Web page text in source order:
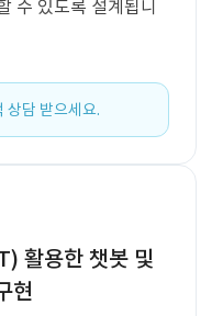
수 있도록 설계됩니
상담 받으세요.
활용한 챗봇 및
현